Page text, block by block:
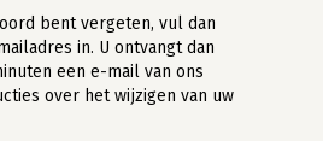
bent vergeten, vul dan
in. U ontvangt dan
een e-mail van ons
over het wijzigen van uw